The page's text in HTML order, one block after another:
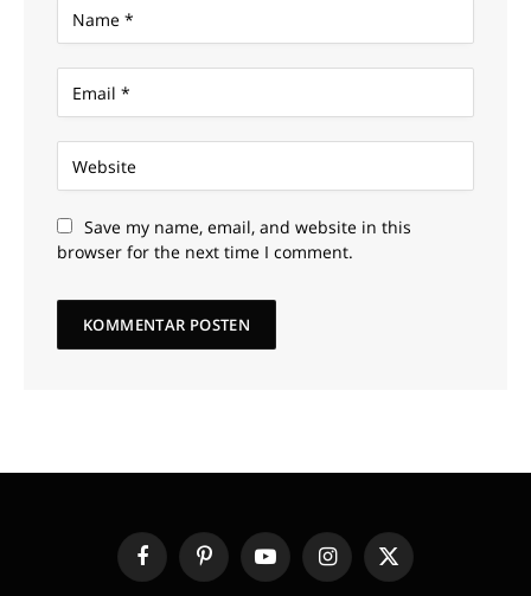
Save my name, email, and website in this
browser for the next time I comment.
FacebookPinterestYouTubeInstagram
X
(Twitter)